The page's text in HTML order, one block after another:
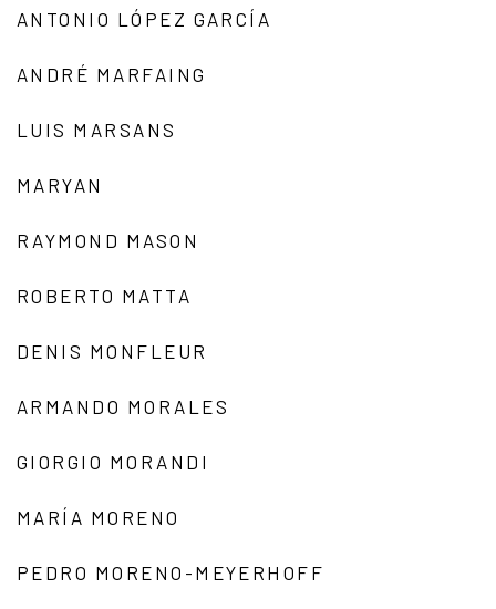
ANTONIO LÓPEZ GARCÍA
ANDRÉ MARFAING
LUIS MARSANS
MARYAN
RAYMOND MASON
ROBERTO MATTA
DENIS MONFLEUR
ARMANDO MORALES
GIORGIO MORANDI
MARÍA MORENO
PEDRO MORENO-MEYERHOFF